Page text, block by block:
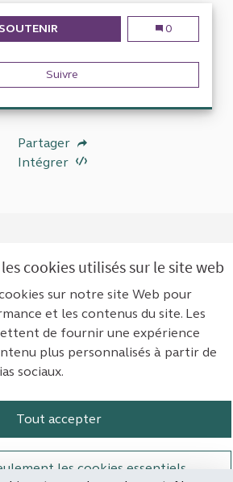
cookies utilisés sur le site web
sur notre site Web pour
et les contenus du site. Les
de fournir une expérience
plus personnalisés à partir de
sociaux.
Tout accepter
les cookies essentiels
SOUTENIRBILAN DES BILANSBilan des
0
Suivre
Partager
Intégrer
par : Les plus anciens
légales
des cookies
Plateforme de participation de la
Plateforme de participation de la
Plateforme de participation
Plateforme de